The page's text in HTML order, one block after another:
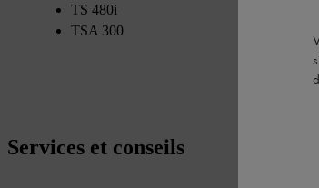
TS 480i
TSA 300
Services et conseils